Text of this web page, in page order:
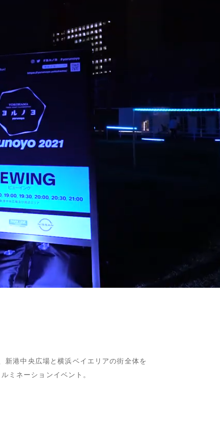
新港中央広場と横浜ベイエリアの街全体を
ミネーションイベント。